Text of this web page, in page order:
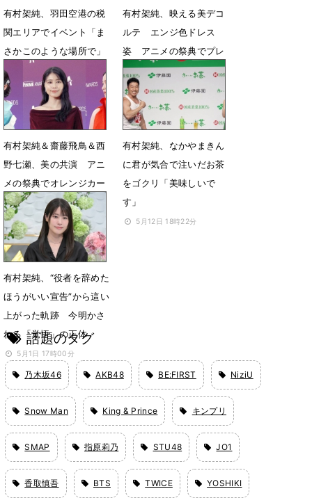
有村架純、羽田空港の税
関エリアでイベント「ま
さかこのような場所で」
5月27日 06時51分
有村架純、映える美デコ
ルテ エンジ色ドレス
姿 アニメの祭典でプレ
ゼンター
5月25日 07時14分
有村架純＆齋藤飛鳥＆西
野七瀬、美の共演 アニ
メの祭典でオレンジカー
ペットに登場
5月25日 06時46分
有村架純、なかやまきん
に君が気合で注いだお茶
をゴクリ「美味しいで
す」
5月12日 18時22分
有村架純、“役者を辞めた
ほうがいい宣告”から這い
上がった軌跡 今明かさ
れる「覚悟」の正体
5月1日 17時00分
話題のタグ
乃木坂46 AKB48 BE:FIRST NiziU
Snow Man King & Prince キンプリ
SMAP 指原莉乃 STU48 JO1
香取慎吾 BTS TWICE YOSHIKI